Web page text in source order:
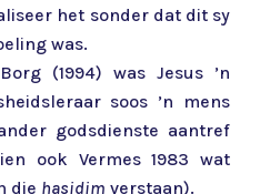
het sonder dat dit sy
was.
(1994) was Jesus ’n
soos ’n mens
godsdienste aantref
ook Vermes 1983 wat
die hasidim verstaan).